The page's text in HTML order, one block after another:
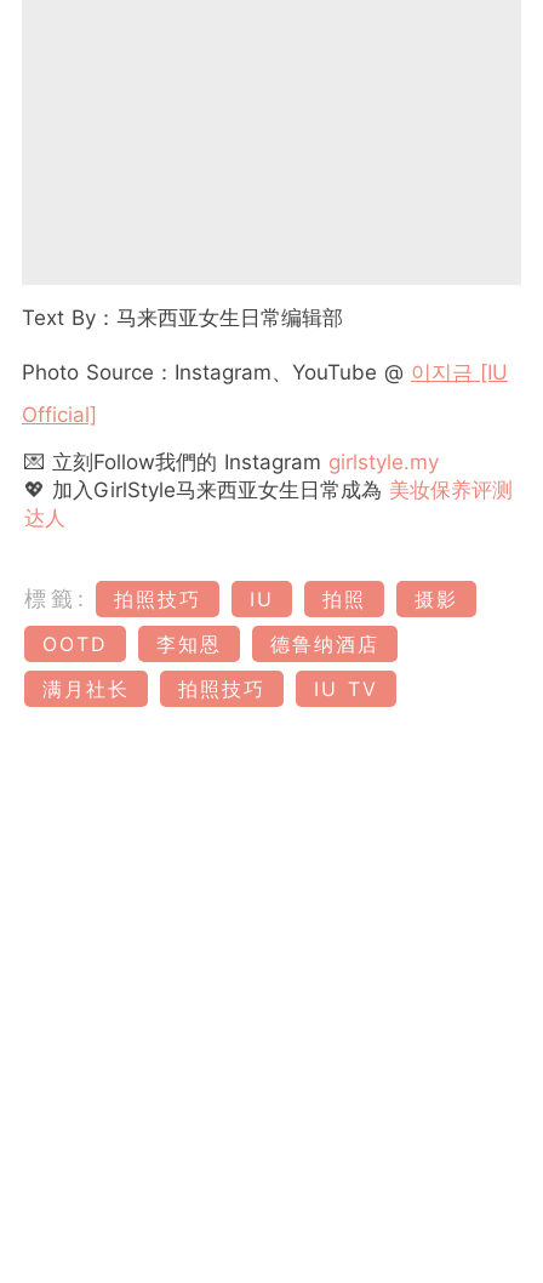
Text By：马来西亚女生日常编辑部
Photo Source：Instagram、YouTube @ 이지금 [IU
Official]
💌 立刻Follow我們的 Instagram girlstyle.my
💖 加入GirlStyle马来西亚女生日常成為 美妆保养评测
达人
標籤: 拍照技巧 IU 拍照
摄影
OOTD
李知恩
德鲁纳酒店
满月社长
拍照技巧 IU TV